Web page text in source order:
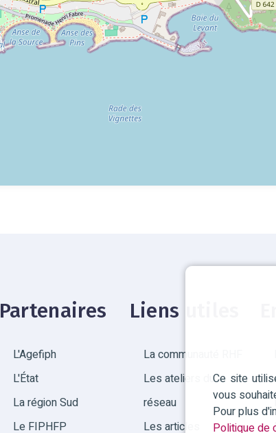
Ce site
vous
Pour plus
Politique de
Partenaires
L'Agefiph
L'État
La région Sud
Le FIPHFP
Liens utiles
La communauté RHF
Les ateliers du
réseau
Les articles